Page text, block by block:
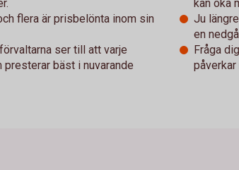
flera är prisbelönta inom sin
ser till att varje
bäst i nuvarande
kan öka
Ju
en
Fråga